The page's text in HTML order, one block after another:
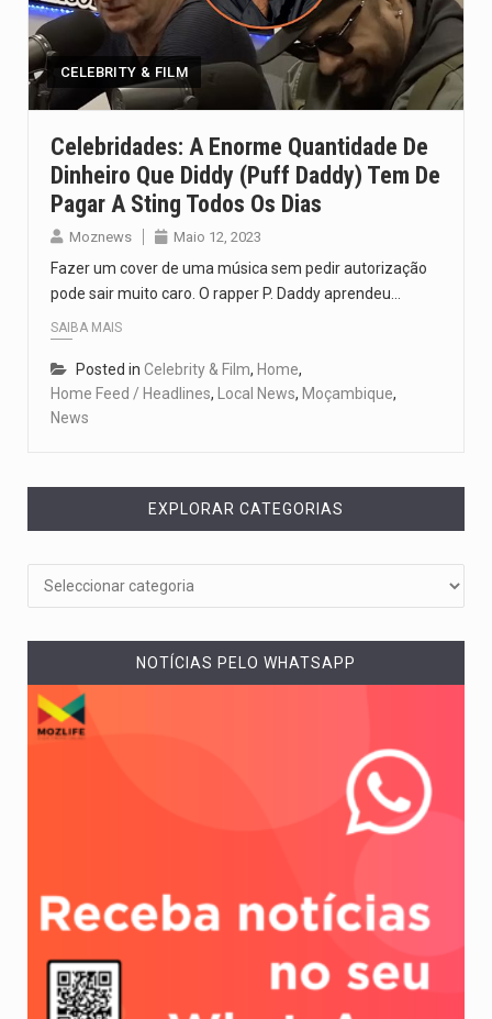
O pagamento marca o desfecho de um dos processos mais…
O Departamento de Estado norte-americano confirmou que cidadãos dos Estados…
CELEBRITY & FILM
Celebridades: A Enorme Quantidade De
Dinheiro Que Diddy (Puff Daddy) Tem De
Pagar A Sting Todos Os Dias
Moznews Maio 12, 2023
Fazer um cover de uma música sem pedir autorização
pode sair muito caro. O rapper P. Daddy aprendeu…
SAIBA MAIS
Posted in Celebrity & Film, Home,
Home Feed / Headlines, Local News, Moçambique,
News
EXPLORAR CATEGORIAS
NOTÍCIAS PELO WHATSAPP